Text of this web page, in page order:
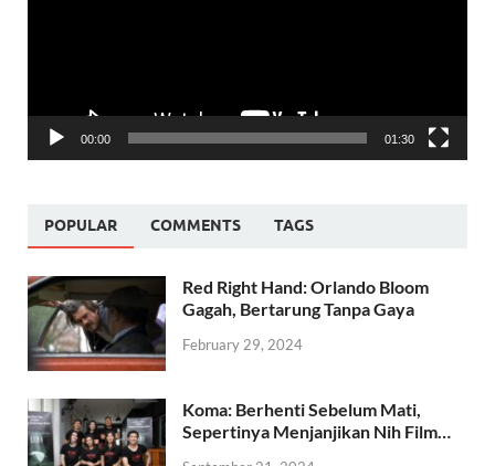
00:00 01:30
POPULAR COMMENTS TAGS
Red Right Hand: Orlando Bloom
Gagah, Bertarung Tanpa Gaya
February 29, 2024
Koma: Berhenti Sebelum Mati,
Sepertinya Menjanjikan Nih Film…